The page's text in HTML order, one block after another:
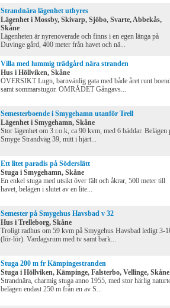
Strandnära lägenhet uthyres
Lägenhet i Mossby, Skivarp, Sjöbo, Svarte, Abbekås,
Skåne
Lägenheten är nyrenoverade och finns i en egen länga på
Duvinge gård, 400 meter från havet och nä...
Villa med lummig trädgård nära stranden
Hus i Höllviken, Skåne
ÖVERSIKT Lugn, barnvänlig gata med både året runt
samt sommarstugor. OMRÅDET Gångavs...
Semesterboende i Smygehamn utanför Trell
Lägenhet i Smygehamn, Skåne
Stor lägenhet om 3 r.o.k, ca 90 kvm, med 6 bäddar. Belägen
Smyge Strandväg 39, mitt i hjärt...
Ett litet paradis på Söderslätt
Stuga i Smygehamn, Skåne
En enkel stuga med utsikt över fält och åkrar, 500 meter till
havet, belägen i slutet av en lite...
Semester på Smygehus Havsbad v 32
Hus i Trelleborg, Skåne
Troligt radhus om 59 kvm på Smygehus Havsbad ledigt 3-
(lör-lör). Vardagsrum med tv samt bark...
Stuga 200 m fr Kämpingestranden
Stuga i Höllviken, Kämpinge, Falsterbo, Vellinge, Skåne
Strandnära, charmig stuga anno 1955, med stor härlig
belägen endast 250 m från en av S...